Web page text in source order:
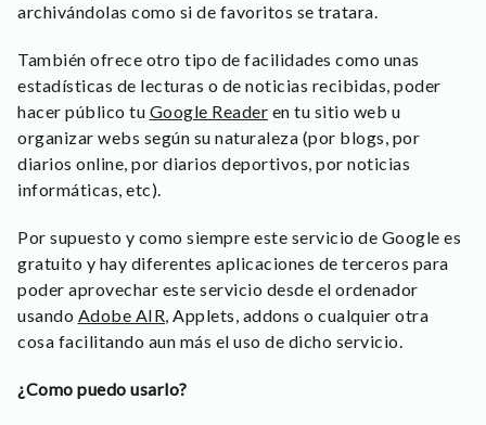
archivándolas como si de favoritos se tratara.
También ofrece otro tipo de facilidades como unas
estadísticas de lecturas o de noticias recibidas, poder
hacer público tu Google Reader en tu sitio web u
organizar webs según su naturaleza (por blogs, por
diarios online, por diarios deportivos, por noticias
informáticas, etc).
Por supuesto y como siempre este servicio de Google es
gratuito y hay diferentes aplicaciones de terceros para
poder aprovechar este servicio desde el ordenador
usando Adobe AIR, Applets, addons o cualquier otra
cosa facilitando aun más el uso de dicho servicio.
¿Como puedo usarlo?